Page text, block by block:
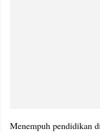
Menempuh pendidikan